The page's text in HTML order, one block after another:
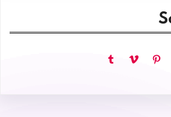
بينتريست فيميو تمبلر